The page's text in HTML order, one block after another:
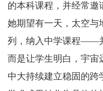
的本科课程，并经常邀
她期望有一天，太空与
列，纳入中学课程——
而是让学生明白，宇宙
中大持续建立稳固的跨